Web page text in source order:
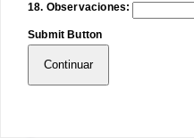
18. Observaciones:
Submit Button
Continuar